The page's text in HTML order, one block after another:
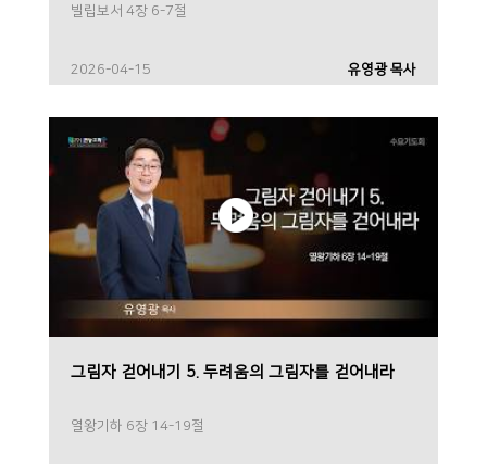
빌립보서 4장 6-7절
2026-04-15 유영광 목사
그림자 걷어내기 5. 두려움의 그림자를 걷어내라
열왕기하 6장 14-19절